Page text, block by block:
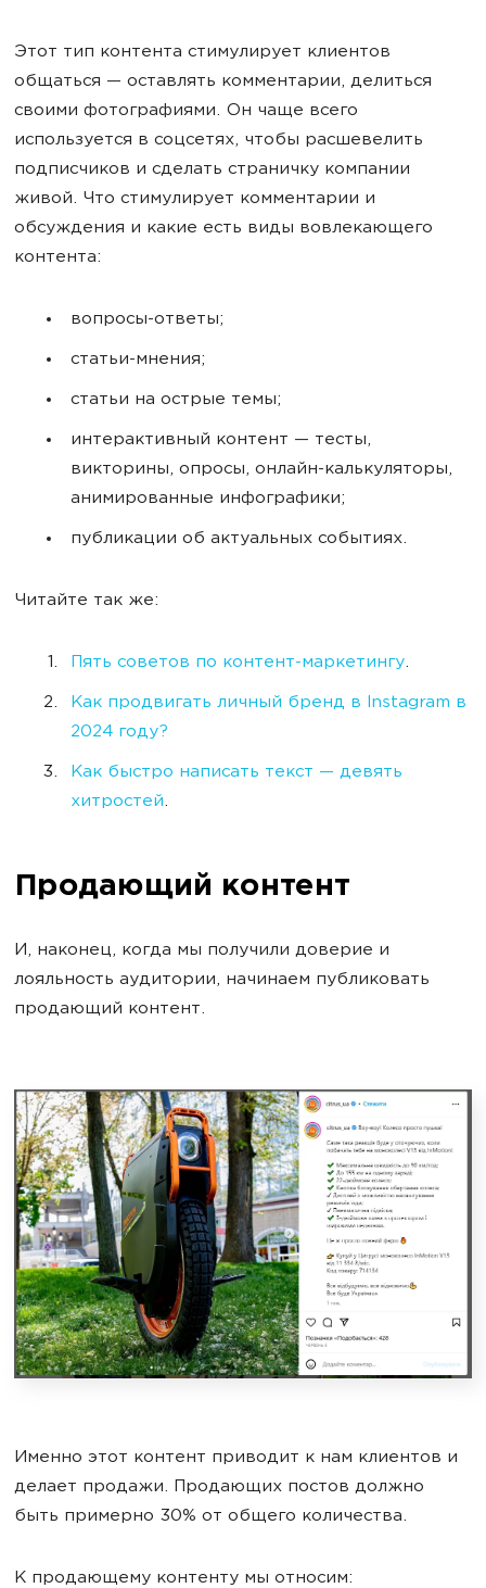
Этот тип контента стимулирует клиентов
общаться — оставлять комментарии, делиться
своими фотографиями. Он чаще всего
используется в соцсетях, чтобы расшевелить
подписчиков и сделать страничку компании
живой. Что стимулирует комментарии и
обсуждения и какие есть виды вовлекающего
контента:
вопросы-ответы;
статьи-мнения;
статьи на острые темы;
интерактивный контент — тесты,
викторины, опросы, онлайн-калькуляторы,
анимированные инфографики;
публикации об актуальных событиях.
Читайте так же:
Пять советов по контент-маркетингу.
Как продвигать личный бренд в Instagram в
2024 году?
Как быстро написать текст — девять
хитростей.
Продающий контент
И, наконец, когда мы получили доверие и
лояльность аудитории, начинаем публиковать
продающий контент.
Именно этот контент приводит к нам клиентов и
делает продажи. Продающих постов должно
быть примерно 30% от общего количества.
К продающему контенту мы относим: